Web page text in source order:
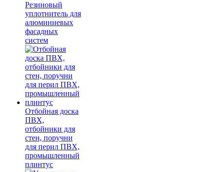
Резиновый
уплотнитель для
алюминиевых
фасадных
систем
Отбойная доска
ПВХ,
отбойники для
стен, поручни
для перил ПВХ,
промышленный
плинтус